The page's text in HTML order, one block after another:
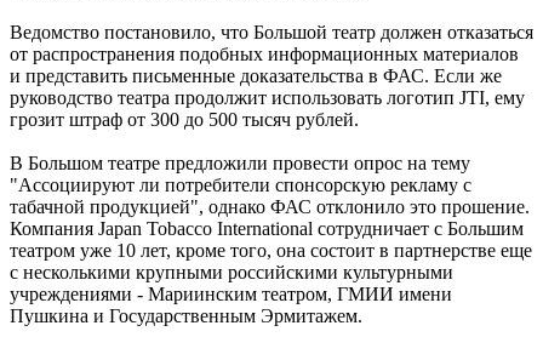
Ведомство постановило, что Большой театр должен отказаться
от распространения подобных информационных материалов
и представить письменные доказательства в ФАС. Если же
руководство театра продолжит использовать логотип JTI, ему
грозит штраф от 300 до 500 тысяч рублей.
В Большом театре предложили провести опрос на тему
"Ассоциируют ли потребители спонсорскую рекламу с
табачной продукцией", однако ФАС отклонило это прошение.
Компания Japan Tobacco International сотрудничает с Большим
театром уже 10 лет, кроме того, она состоит в партнерстве еще
с несколькими крупными российскими культурными
учреждениями - Мариинским театром, ГМИИ имени
Пушкина и Государственным Эрмитажем.